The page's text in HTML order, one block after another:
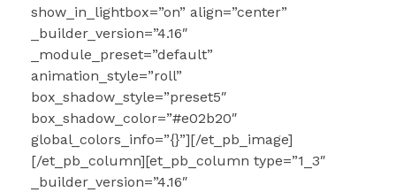
show_in_lightbox=”on” align=”center”
_builder_version=”4.16″
_module_preset=”default”
animation_style=”roll”
box_shadow_style=”preset5″
box_shadow_color=”#e02b20″
global_colors_info=”{}”][/et_pb_image]
[/et_pb_column][et_pb_column type=”1_3″
_builder_version=”4.16″